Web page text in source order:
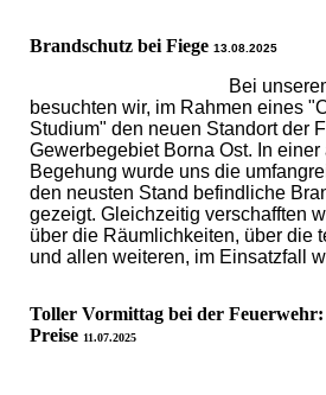
Brandschutz bei Fiege 13.08.2025
Bei
besuchten wir, im Rahmen eines
Studium" den neuen Standort der
Gewerbegebiet Borna Ost. In
Begehung wurde uns die
den neusten Stand befindliche
gezeigt. Gleichzeitig verschafften
über die Räumlichkeiten, über die
und allen weiteren, im Einsatzfall
Toller Vormittag bei der
Preise 11.07.2025